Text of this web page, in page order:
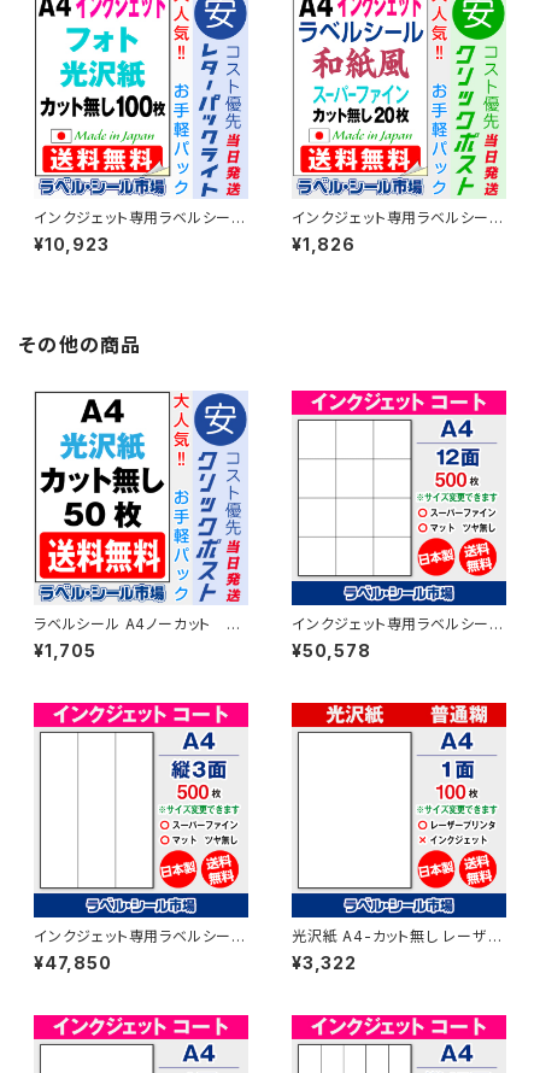
インクジェット専用ラベルシール
フォト光沢紙A4-カット無し 100
枚 T1Y1iC-LP1【日本製】
¥10,923
インクジェット専用ラベルシール
和紙 A4-カット無し 20枚 スー
パーファイン T1Y1iB-CP2【日
¥1,826
その他の商品
ラベルシール A4ノーカット レ
ーザープリンター専用 光沢
紙 50枚 クリックポスト版
¥1,705
インクジェット専用ラベルシール
マットコートA4-12面 500枚 ス
ーパーファイン T3Y4iA
¥50,578
インクジェット専用ラベルシール
マットコートA4-縦3面 500枚
スーパーファイン T3Y1iA
¥47,850
光沢紙 A4-カット無し レーザー
プリンター用ラベルシール 100
枚 T1Y1C-1【日本製】
¥3,322